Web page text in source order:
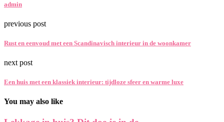
admin
previous post
Rust en eenvoud met een Scandinavisch interieur in de woonkamer
next post
Een huis met een klassiek interieur: tijdloze sfeer en warme luxe
You may also like